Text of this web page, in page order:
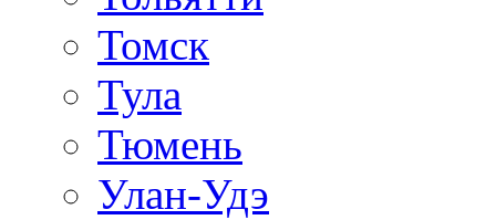
Томск
Тула
Тюмень
Улан-Удэ